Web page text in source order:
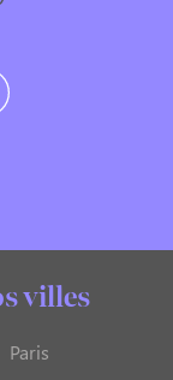
villes
Paris